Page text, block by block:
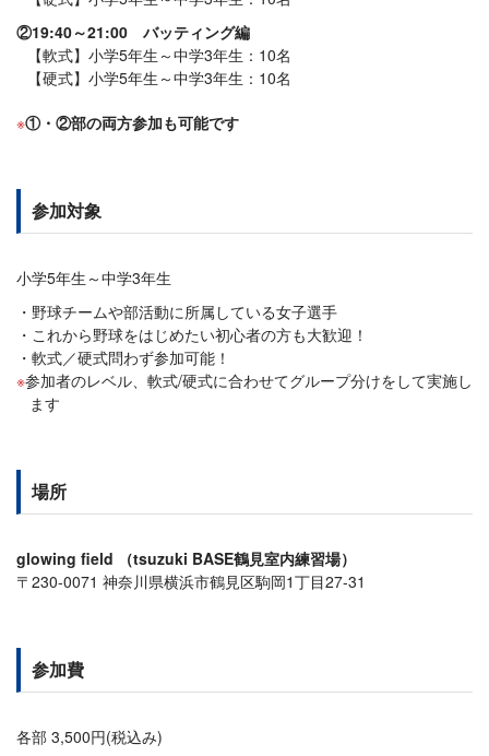
②19:40～21:00 バッティング編
【軟式】小学5年生～中学3年生：10名
【硬式】小学5年生～中学3年生：10名
①・②部の両方参加も可能です
参加対象
小学5年生～中学3年生
野球チームや部活動に所属している女子選手
これから野球をはじめたい初心者の方も大歓迎！
軟式／硬式問わず参加可能！
参加者のレベル、軟式/硬式に合わせてグループ分けをして実施し
ます
場所
glowing field （tsuzuki BASE鶴見室内練習場）
〒230-0071 神奈川県横浜市鶴見区駒岡1丁目27-31
参加費
各部 3,500円(税込み)